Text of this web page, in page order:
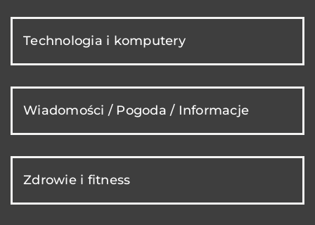
Technologia i komputery
Wiadomości / Pogoda / Informacje
Zdrowie i fitness